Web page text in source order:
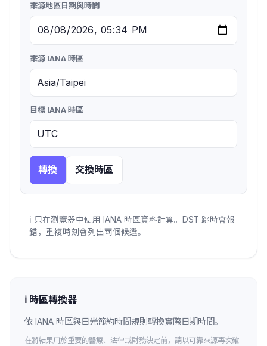
來源地區日期與時間
來源 IANA 時區
目標 IANA 時區
轉換 交換時區
ℹ️ 只在瀏覽器中使用 IANA 時區資料計算。DST 跳時會報
錯，重複時刻會列出兩個候選。
ℹ️ 時區轉換器
依 IANA 時區與日光節約時間規則轉換實際日期時間。
在將結果用於重要的醫療、法律或財務決定前，請以可靠來源再次確